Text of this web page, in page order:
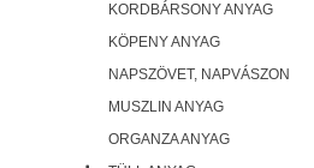
KORDBÁRSONY ANYAG
KÖPENY ANYAG
NAPSZÖVET, NAPVÁSZON
MUSZLIN ANYAG
ORGANZA ANYAG